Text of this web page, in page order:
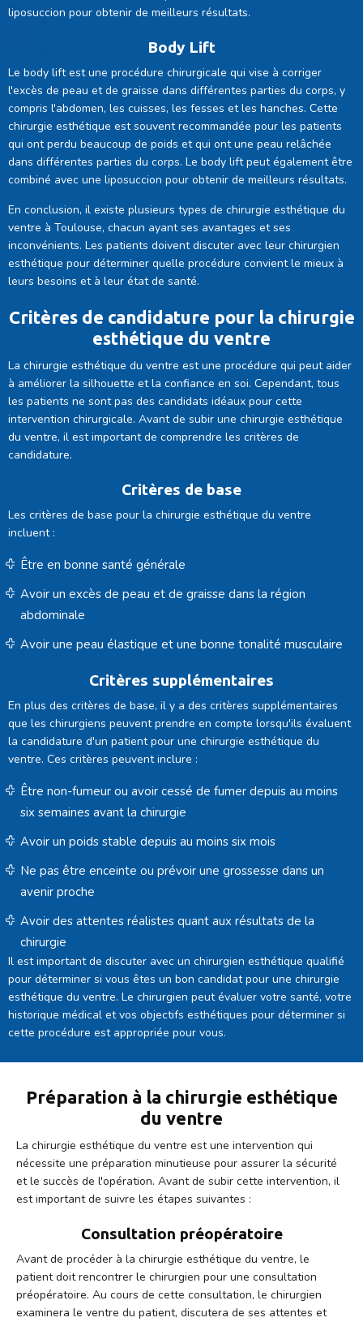
liposuccion pour obtenir de meilleurs résultats.
Body Lift
Le body lift est une procédure chirurgicale qui vise à corriger
l'excès de peau et de graisse dans différentes parties du corps, y
compris l'abdomen, les cuisses, les fesses et les hanches. Cette
chirurgie esthétique est souvent recommandée pour les patients
qui ont perdu beaucoup de poids et qui ont une peau relâchée
dans différentes parties du corps. Le body lift peut également être
combiné avec une liposuccion pour obtenir de meilleurs résultats.
En conclusion, il existe plusieurs types de chirurgie esthétique du
ventre à Toulouse, chacun ayant ses avantages et ses
inconvénients. Les patients doivent discuter avec leur chirurgien
esthétique pour déterminer quelle procédure convient le mieux à
leurs besoins et à leur état de santé.
Critères de candidature pour la chirurgie
esthétique du ventre
La chirurgie esthétique du ventre est une procédure qui peut aider
à améliorer la silhouette et la confiance en soi. Cependant, tous
les patients ne sont pas des candidats idéaux pour cette
intervention chirurgicale. Avant de subir une chirurgie esthétique
du ventre, il est important de comprendre les critères de
candidature.
Critères de base
Les critères de base pour la chirurgie esthétique du ventre
incluent :
Être en bonne santé générale
Avoir un excès de peau et de graisse dans la région
abdominale
Avoir une peau élastique et une bonne tonalité musculaire
Critères supplémentaires
En plus des critères de base, il y a des critères supplémentaires
que les chirurgiens peuvent prendre en compte lorsqu'ils évaluent
la candidature d'un patient pour une chirurgie esthétique du
ventre. Ces critères peuvent inclure :
Être non-fumeur ou avoir cessé de fumer depuis au moins
six semaines avant la chirurgie
Avoir un poids stable depuis au moins six mois
Ne pas être enceinte ou prévoir une grossesse dans un
avenir proche
Avoir des attentes réalistes quant aux résultats de la
chirurgie
Il est important de discuter avec un chirurgien esthétique qualifié
pour déterminer si vous êtes un bon candidat pour une chirurgie
esthétique du ventre. Le chirurgien peut évaluer votre santé, votre
historique médical et vos objectifs esthétiques pour déterminer si
cette procédure est appropriée pour vous.
Préparation à la chirurgie esthétique
du ventre
La chirurgie esthétique du ventre est une intervention qui
nécessite une préparation minutieuse pour assurer la sécurité
et le succès de l'opération. Avant de subir cette intervention, il
est important de suivre les étapes suivantes :
Consultation préopératoire
Avant de procéder à la chirurgie esthétique du ventre, le
patient doit rencontrer le chirurgien pour une consultation
préopératoire. Au cours de cette consultation, le chirurgien
examinera le ventre du patient, discutera de ses attentes et